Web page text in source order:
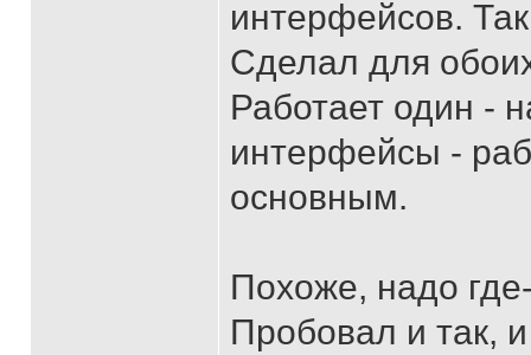
интерфейсов.
Сделал для
Работает один -
интерфейсы -
основным.
Похоже, надо
Пробовал и так,